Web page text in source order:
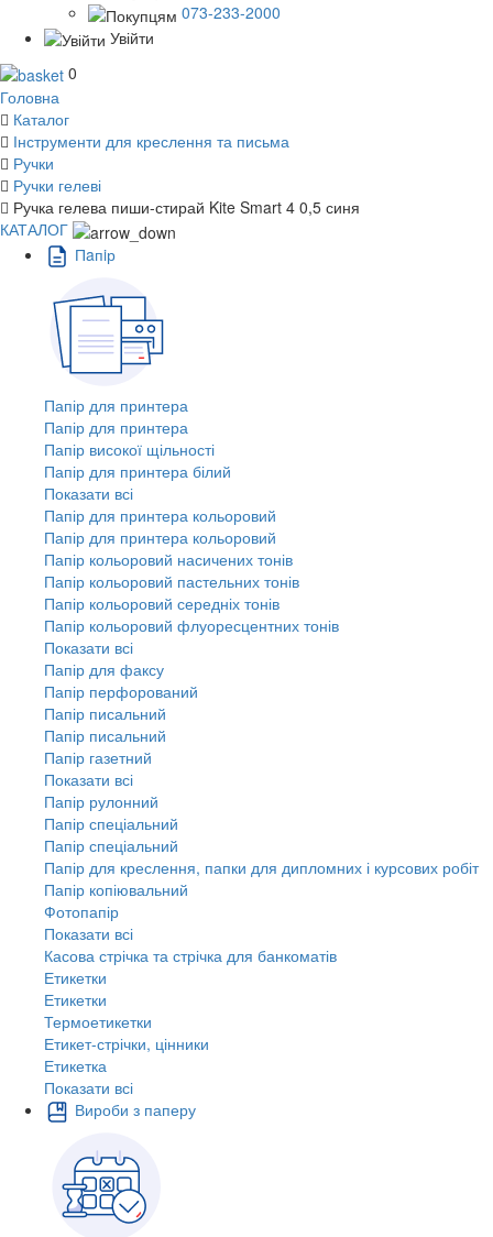
073-233-2000
Увійти
0
Головна
Каталог
Інструменти для креслення та письма
Ручки
Ручки гелеві
Ручка гелева пиши-стирай Kite Smart 4 0,5 синя
КАТАЛОГ
Пaпiр
Папір для принтера
Папір для принтера
Папір високої щільності
Папір для принтера білий
Показати всі
Папір для принтера кольоровий
Папір для принтера кольоровий
Папір кольоровий насичених тонів
Папір кольоровий пастельних тонів
Папір кольоровий середніх тонів
Папір кольоровий флуоресцентних тонів
Показати всі
Папір для факсу
Папір перфорований
Папір писальний
Папір писальний
Папір газетний
Показати всі
Папір рулонний
Папір спеціальний
Папір спеціальний
Папір для креслення, папки для дипломних і курсових робіт
Папір копіювальний
Фотопапір
Показати всі
Касова стрічка та стрічка для банкоматів
Етикетки
Етикетки
Термоетикетки
Етикет-стрічки, цінники
Етикетка
Показати всі
Вироби з паперу